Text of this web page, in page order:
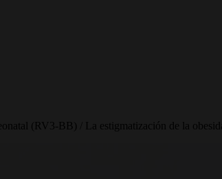
(RV3-BB) / La estigmatización de la